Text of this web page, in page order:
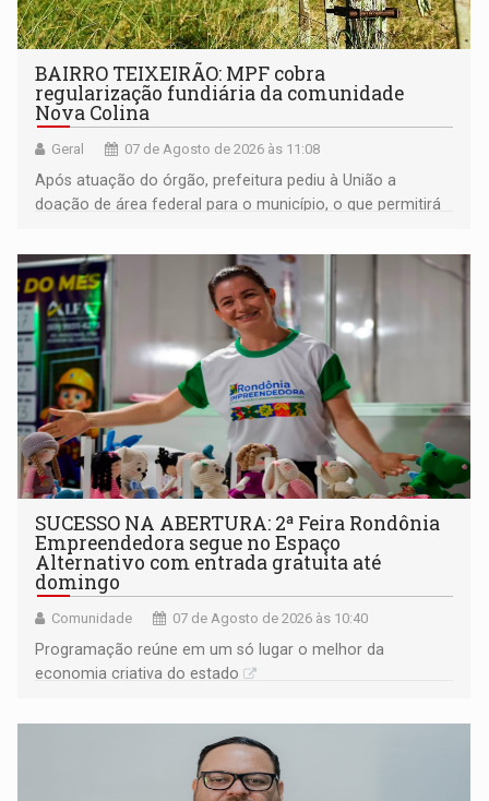
BAIRRO TEIXEIRÃO: MPF cobra
regularização fundiária da comunidade
Nova Colina
Geral 07 de Agosto de 2026 às 11:08
Após atuação do órgão, prefeitura pediu à União a
doação de área federal para o município, o que permitirá
SUCESSO NA ABERTURA: 2ª Feira Rondônia
Empreendedora segue no Espaço
Alternativo com entrada gratuita até
domingo
Comunidade 07 de Agosto de 2026 às 10:40
Programação reúne em um só lugar o melhor da
economia criativa do estado